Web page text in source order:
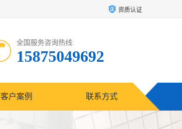
资质认证
全国服务咨询热线:
15875049692
客户案例 联系方式